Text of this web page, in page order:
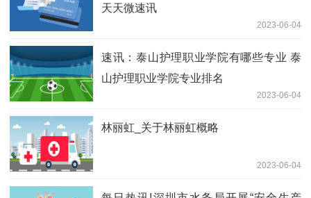
天天微速讯
2023-06-04
速讯：泰山护理职业学院有哪些专业 泰
山护理职业学院专业排名
2023-06-04
林丽虹_关于林丽虹概略
2023-06-04